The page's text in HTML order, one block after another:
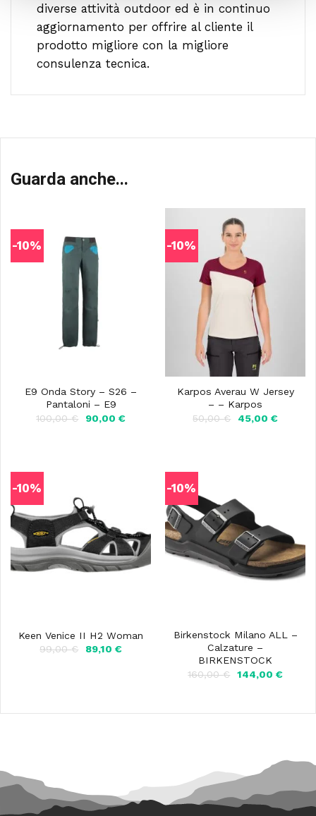
diverse attività outdoor ed è in continuo
aggiornamento per offrire al cliente il
prodotto migliore con la migliore
consulenza tecnica.
Guarda anche...
-10%
E9 Onda Story – S26 –
Pantaloni – E9
100,00€
Il
90,00 €Il
-10%
Karpos Averau W Jersey
– – Karpos
50,00€
Il
45,00 €Il
-10%
Keen Venice II H2 Woman
99,00€
Il
89,10 €Il
-10%
Birkenstock Milano ALL –
Calzature –
BIRKENSTOCK
160,00€
Il
160,00 €.
144,00 €Il
144,00